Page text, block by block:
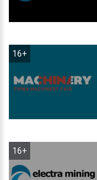
16+
16+